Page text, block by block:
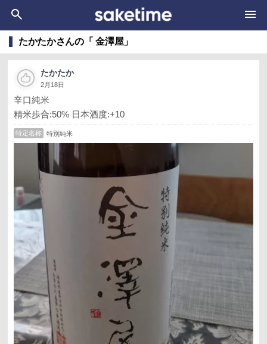
たかたかさんの「 金澤屋」
たかたか
2月18日
辛口純米
精米歩合:50% 日本酒度:+10
特定名称 特別純米